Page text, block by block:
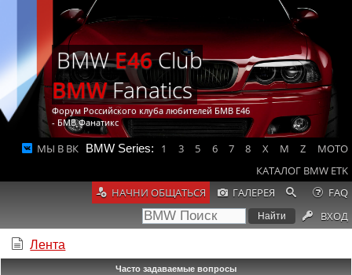
BMWE46Club
BMWFanatics
Форум Российского клуба любителей БМВ Е46
- БМВ Фанатикс
МЫ В ВК BMW Series: 1 3 5 6 7 8 X M Z
MOTO
КАТАЛОГ BMW ETK
НАЧНИ ОБЩАТЬСЯ
ГАЛЕРЕЯ
FAQ
ВХОД
Лента
Часто задаваемые вопросы